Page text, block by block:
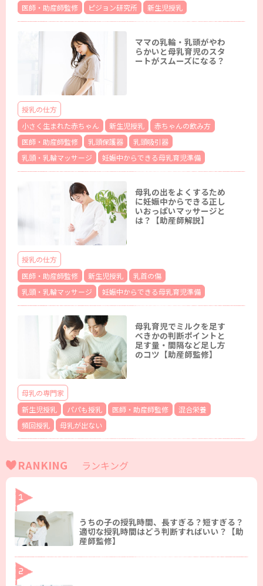
医師・助産師監修
ピジョン研究所 新生児授乳
ママの乳輪・乳頭がやわ
らかいと母乳育児のスタ
ートがスムーズになる？
授乳の仕方
小さく生まれた赤ちゃん
新生児授乳
赤ちゃんの飲み方
医師・助産師監修
乳頭保護器
乳頭吸引器
乳頭・乳輪マッサージ
妊娠中からできる母乳育児準備
母乳の出をよくするため
に妊娠中からできる正し
いおっぱいマッサージと
は？【助産師解説】
授乳の仕方
医師・助産師監修
新生児授乳
乳首の傷
乳頭・乳輪マッサージ
妊娠中からできる母乳育児準備
母乳育児でミルクを足す
べきかの判断ポイントと
足す量・間隔など足し方
のコツ【助産師監修】
母乳の専門家
新生児授乳
パパも授乳 医師・助産師監修
混合栄養
頻回授乳
母乳が出ない
RANKING ランキング
うちの子の授乳時間、長すぎる？短すぎる？
適切な授乳時間はどう判断すればいい？【助
産師監修】